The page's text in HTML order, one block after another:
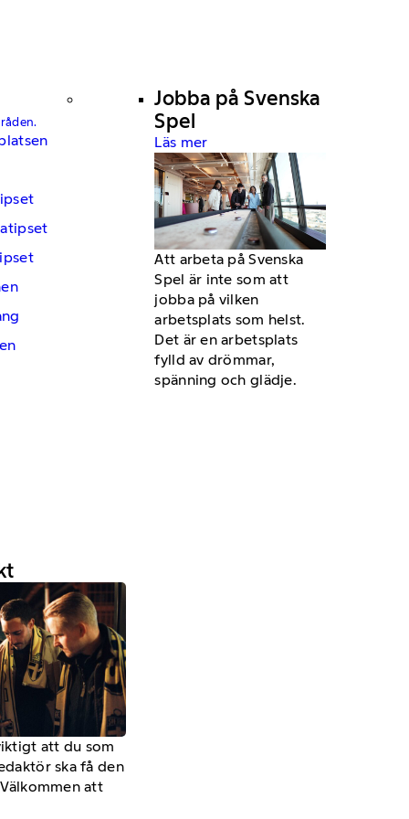
Jobba på Svenska
Spel
Läs mer
Att arbeta på Svenska
Spel är inte som att
jobba på vilken
arbetsplats som helst.
Det är en arbetsplats
fylld av drömmar,
spänning och glädje.
att du som
ska få den
att